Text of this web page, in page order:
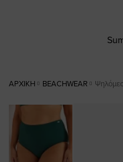
ΑΡΧΙΚΉ BEACHWEAR
Skip
to
end